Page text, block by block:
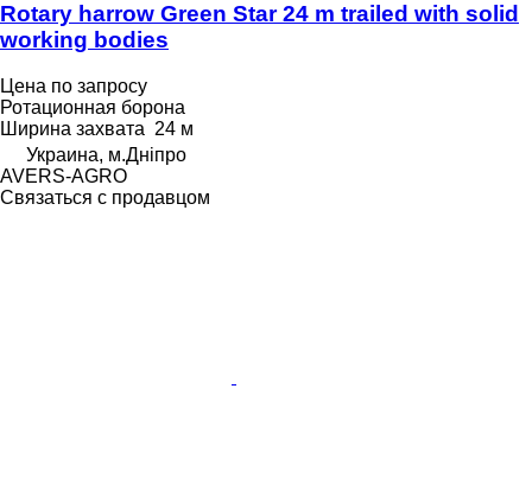
Rotary harrow Green Star 24 m trailed with solid
working bodies
Цена по запросу
Ротационная борона
Ширина захвата 24 м
Украина, м.Дніпро
AVERS-AGRO
Связаться с продавцом